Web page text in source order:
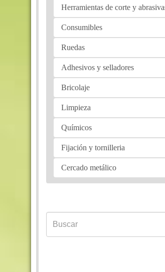
Herramientas de corte y
Consumibles
Ruedas
Adhesivos y selladores
Bricolaje
Limpieza
Químicos
Fijación y tornilleria
Cercado metálico